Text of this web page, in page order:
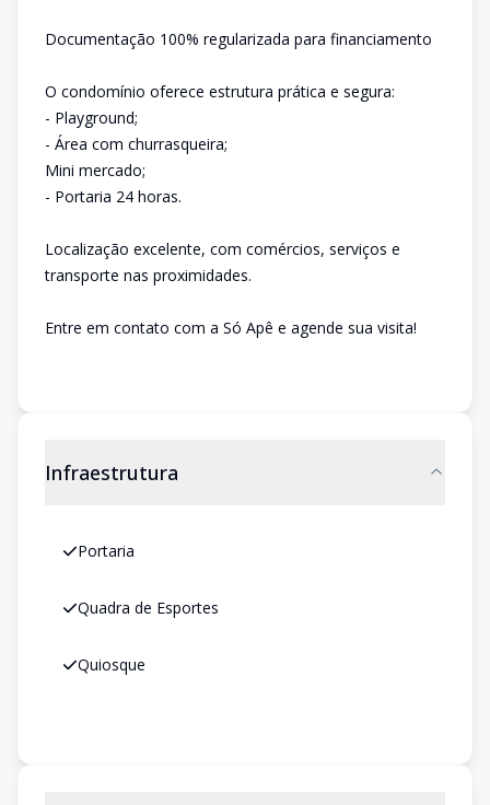
Documentação 100% regularizada para financiamento
O condomínio oferece estrutura prática e segura:
- Playground;
- Área com churrasqueira;
Mini mercado;
- Portaria 24 horas.
Localização excelente, com comércios, serviços e
transporte nas proximidades.
Entre em contato com a Só Apê e agende sua visita!
Infraestrutura
Portaria
Quadra de Esportes
Quiosque